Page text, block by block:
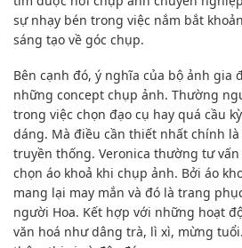
sự nhạy bén trong việc nắm bắt
sáng tạo về góc chụp.
Bên cạnh đó, ý nghĩa của bộ ảnh gia
những concept chụp ảnh. Thường
trong việc chọn đạo cụ hay quá cầu
dáng. Mà điều cần thiết nhất chính
truyền thống. Veronica thường tư
chọn áo khoả khi chụp ảnh. Bởi áo
mang lại may mắn và đó là trang
người Hoa. Kết hợp với những hoạt
văn hoá như dâng trà, lì xì, mừng